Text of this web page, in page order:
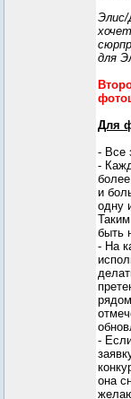
для
Для
- Все
-
и
одну
быть
- На
-
она